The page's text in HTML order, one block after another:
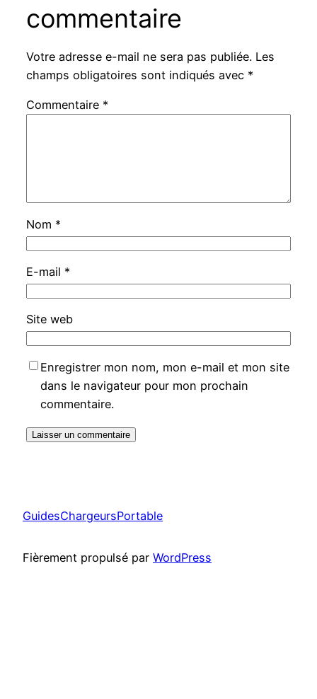
commentaire
Votre adresse e-mail ne sera pas publiée. Les
champs obligatoires sont indiqués avec *
Commentaire *
Nom *
E-mail *
Site web
Enregistrer mon nom, mon e-mail et mon site
dans le navigateur pour mon prochain
commentaire.
GuidesChargeursPortable
Fièrement propulsé par WordPress